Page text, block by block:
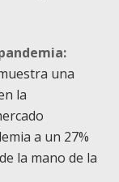
una
la
a un 27%
la mano de la